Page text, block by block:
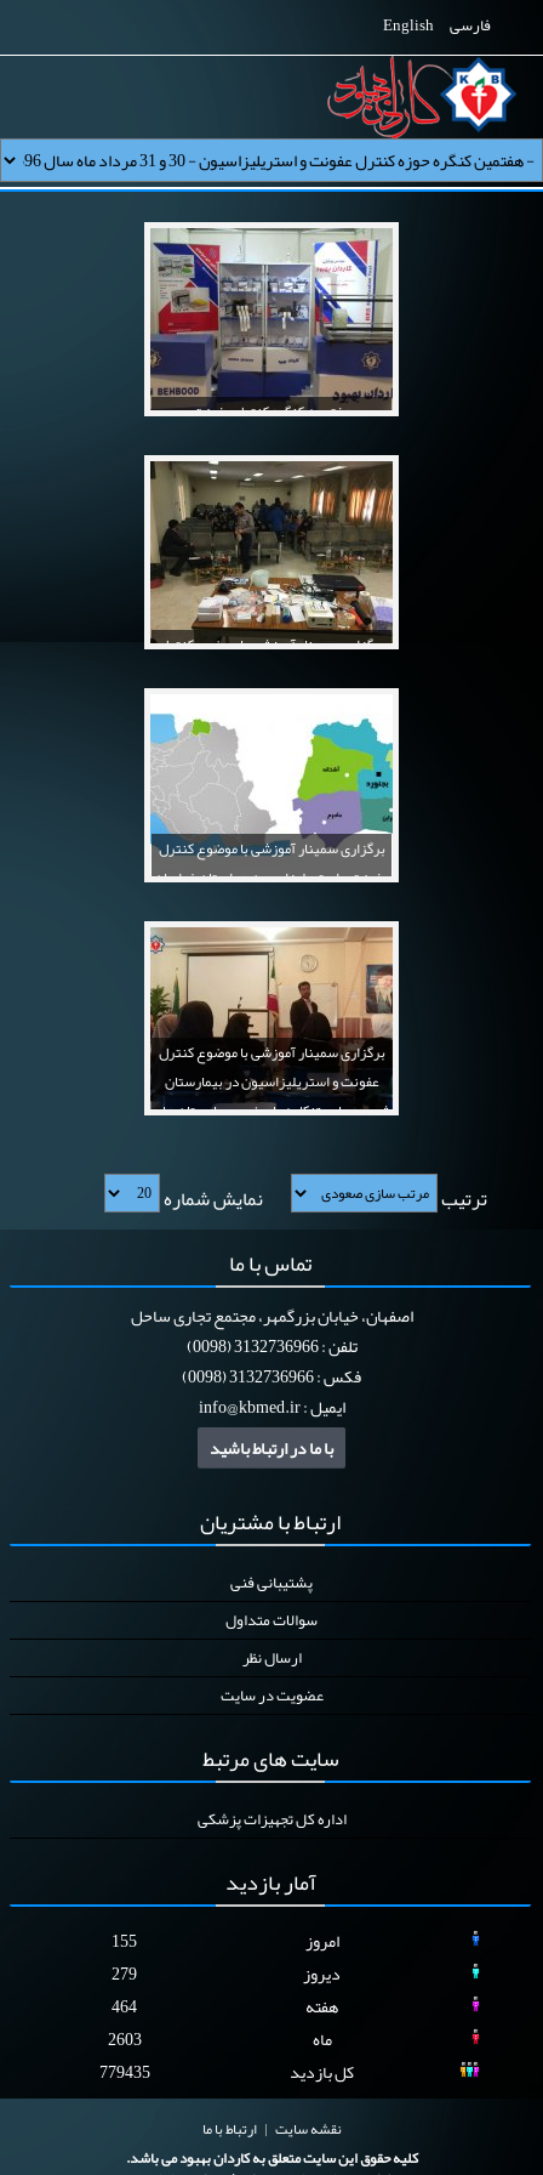
فارسی English
هفتمین کنگره کنترل عفونت
برگزاری سمینار آموزشی با موضوع کنترل
برگزاری سمینار آموزشی با موضوع کنترل
عفونت و استریلیزاسیون در استان خراسان
برگزاری سمینار آموزشی با موضوع کنترل
عفونت و استریلیزاسیون در بیمارستان
شهید رجایی تنکابن با حضور بیمارستان های
ترتیب نمایش شماره
تماسبا ما
اصفهان، خیابان بزرگمهر، مجتمع تجاری ساحل
تلفن : 3132736966 (0098)
فکس : 3132736966 (0098)
ایمیل :info@kbmed.ir
با ما در ارتباط باشید
ارتباطبا مشتریان
پشتیبانی فنی
سوالات متداول
ارسال نظر
عضویت در سایت
سایتهای مرتبط
اداره کل تجهیزات پزشکی
آماربازدید
امروز
155
دیروز
279
هفته
464
ماه
2603
کل بازدید
779435
نقشه سایت
ارتباط با ما
کلیه حقوق این سایت متعلق به کاردان بهبود می باشد.